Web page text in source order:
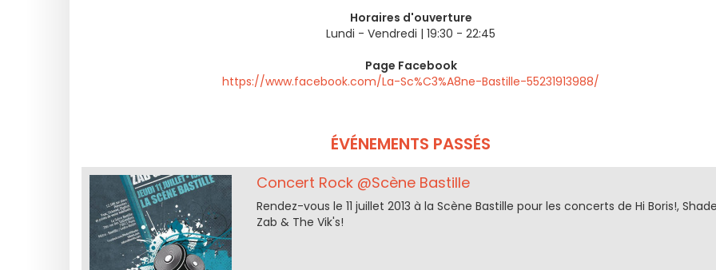
Horaires d'ouverture
Lundi - Vendredi | 19:30 - 22:45
Page Facebook
https://www.facebook.com/La-Sc%C3%A8ne-Bastille-55231913988/
ÉVÉNEMENTS PASSÉS
Concert Rock @Scène Bastille
Rendez-vous le 11 juillet 2013 à la Scène Bastille pour les concerts de Hi Boris!,
Zab & The Vik's!